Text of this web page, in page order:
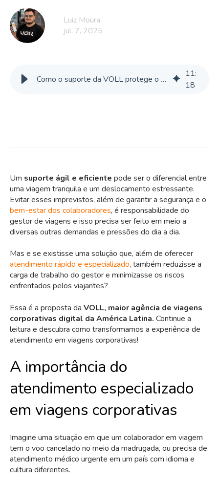
Luiz Moura
jul. 7, 2025
Como o suporte da VOLL protege o viajante e libera tempo do gestor?
11:
18
Um suporte ágil e eficiente pode ser o diferencial entre
uma viagem tranquila e um deslocamento estressante.
Evitar esses imprevistos, além de garantir a segurança e o
bem-estar dos colaboradores, é responsabilidade do
gestor de viagens e isso precisa ser feito em meio a
diversas outras demandas e pressões do dia a dia.
Mas e se existisse uma solução que, além de oferecer
atendimento rápido e especializado, também reduzisse a
carga de trabalho do gestor e minimizasse os riscos
enfrentados pelos viajantes?
Essa é a proposta da VOLL, maior agência de viagens
corporativas digital da América Latina. Continue a
leitura e descubra como transformamos a experiência de
atendimento em viagens corporativas!
A importância do
atendimento especializado
em viagens corporativas
Imagine uma situação em que um colaborador em viagem
tem o voo cancelado no meio da madrugada, ou precisa de
atendimento médico urgente em um país com idioma e
cultura diferentes.